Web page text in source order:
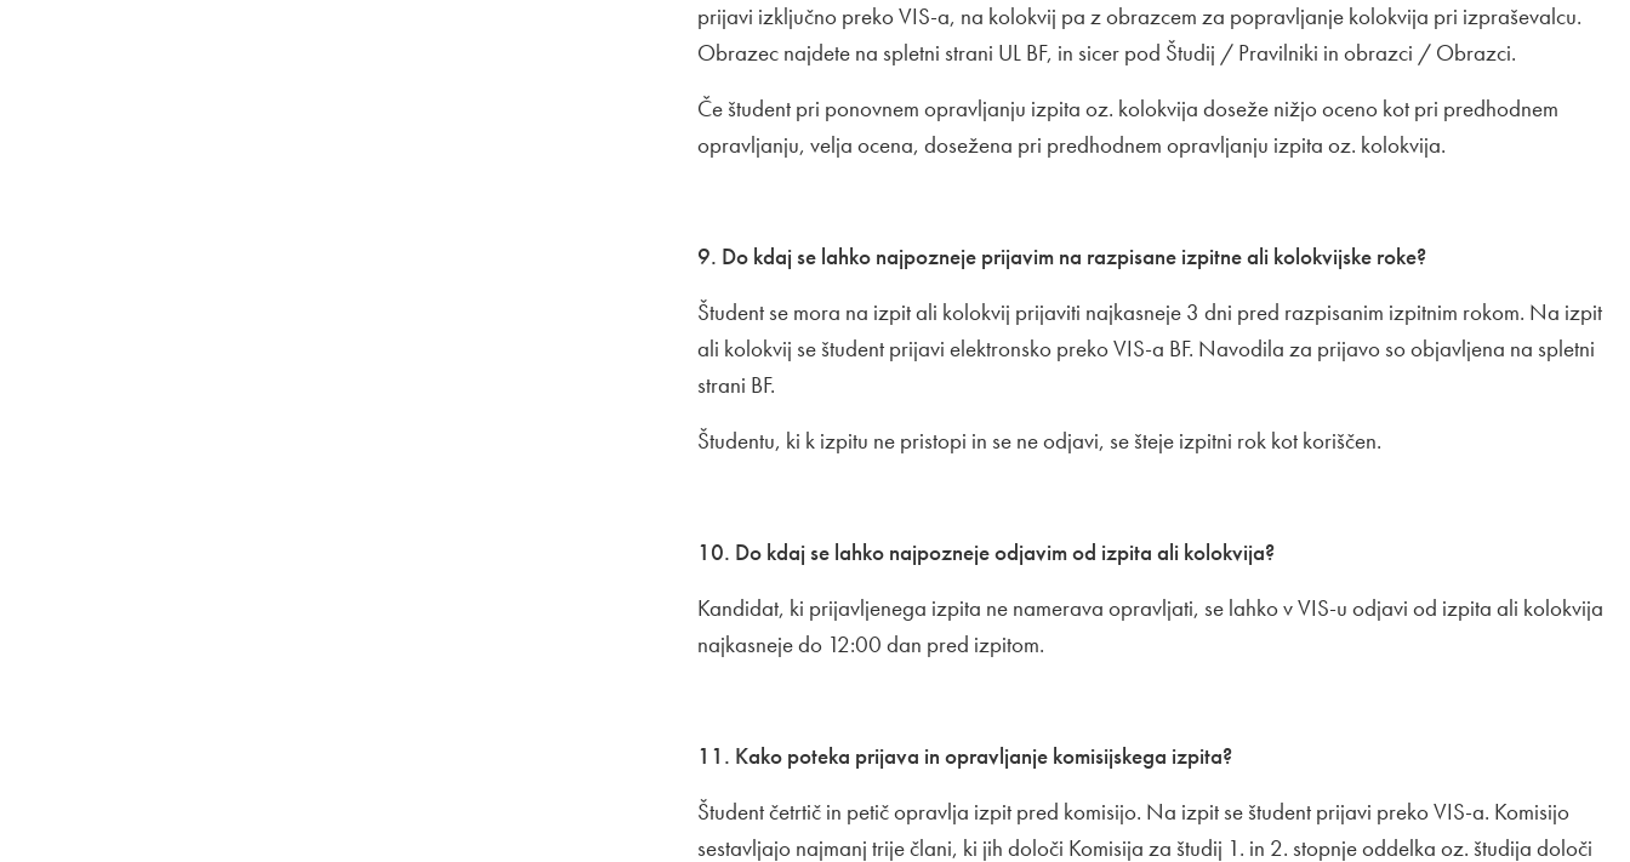
prijavi izključno preko VIS-a, na kolokvij pa z obrazcem za popravljanje kolokvija pri izpraševalcu.
Obrazec najdete na spletni strani UL BF, in sicer pod Študij / Pravilniki in obrazci / Obrazci.
Če študent pri ponovnem opravljanju izpita oz. kolokvija doseže nižjo oceno kot pri predhodnem
opravljanju, velja ocena, dosežena pri predhodnem opravljanju izpita oz. kolokvija.
9. Do kdaj se lahko najpozneje prijavim na razpisane izpitne ali kolokvijske roke?
Študent se mora na izpit ali kolokvij prijaviti najkasneje 3 dni pred razpisanim izpitnim rokom. Na izpit
ali kolokvij se študent prijavi elektronsko preko VIS-a BF. Navodila za prijavo so objavljena na spletni
strani BF.
Študentu, ki k izpitu ne pristopi in se ne odjavi, se šteje izpitni rok kot koriščen.
10. Do kdaj se lahko najpozneje odjavim od izpita ali kolokvija?
Kandidat, ki prijavljenega izpita ne namerava opravljati, se lahko v VIS-u odjavi od izpita ali kolokvija
najkasneje do 12:00 dan pred izpitom.
11. Kako poteka prijava in opravljanje komisijskega izpita?
Študent četrtič in petič opravlja izpit pred komisijo. Na izpit se študent prijavi preko VIS-a. Komisijo
sestavljajo najmanj trije člani, ki jih določi Komisija za študij 1. in 2. stopnje oddelka oz. študija določi